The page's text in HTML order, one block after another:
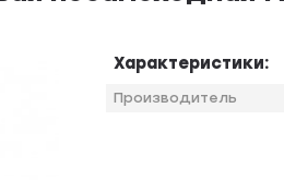
Характеристики:
Производитель